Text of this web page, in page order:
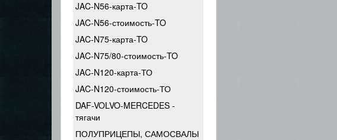
JAC-N56-карта-TO
JAC-N56-стоимость-TO
JAC-N75-карта-TO
JAC-N75/80-стоимость-TO
JAC-N120-карта-ТО
JAC-N120-стоимость-ТО
DAF-VOLVO-MERCEDES -
тягачи
ПОЛУПРИЦЕПЫ, САМОСВАЛЫ